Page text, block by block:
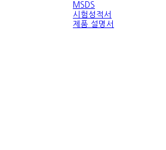
MSDS
시험성적서
제품 설명서